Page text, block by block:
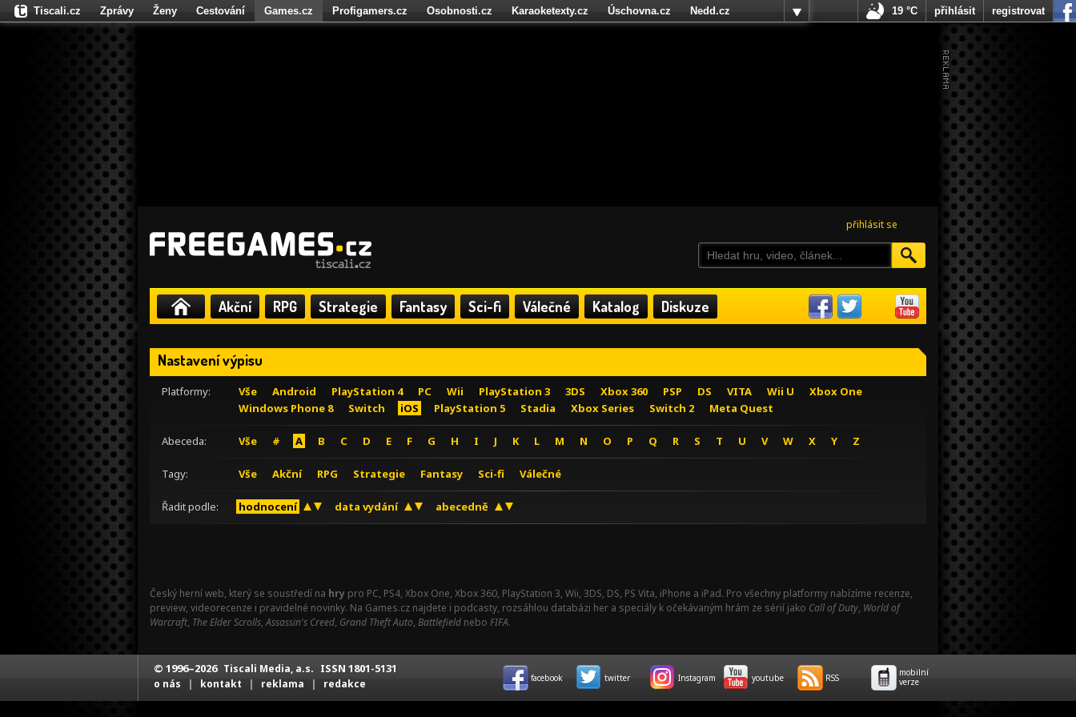
přihlásit se
Akční RPG Strategie Fantasy Sci-fi Válečné Katalog Diskuze
Nastavení výpisu
Platformy: Vše Android PlayStation 4 PC Wii PlayStation 3 3DS Xbox 360 PSP DS VITA Wii U
Xbox One
Windows Phone 8
Switch iOS PlayStation 5 Stadia Xbox Series Switch 2 Meta Quest
Abeceda: Vše # A B C D E F G H I J K L M N O P Q R S T U V W X Y Z
Tagy: Vše Akční RPG Strategie Fantasy Sci-fi Válečné
Řadit podle: hodnocení data vydání abecedně
Český herní web, který se soustředí na hry pro PC, PS4, Xbox One, Xbox 360, PlayStation 3, Wii, 3DS, DS, PS Vita, iPhone a iPad. Pro všechny platformy nabízíme recenze,
preview, videorecenze i pravidelné novinky. Na Games.cz najdete i podcasty, rozsáhlou databázi her a speciály k očekávaným hrám ze sérií jako Call of Duty, World of
Warcraft, The Elder Scrolls,Assassin's Creed, Grand Theft Auto, Battlefield nebo FIFA.
Tiscali.cz Zprávy Ženy Cestování Games.cz Profigamers.cz Osobnosti.cz Karaoketexty.cz Úschovna.cz
Nedd.cz
Fights.cz
19 °C přihlásit registrovat
© 1996–2026 Tiscali Media, a.s. ISSN 1801-5131
o nás | kontakt | reklama | redakce facebook twitter Instagram youtube RSS
mobilní
verze